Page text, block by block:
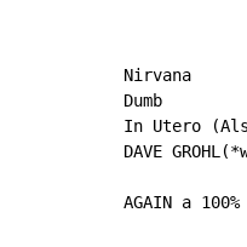
Nirvana
Dumb
In Utero
DAVE
AGAIN a